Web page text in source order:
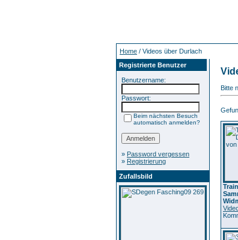
Home / Videos über Durlach
Registrierte Benutzer
Benutzername:
Passwort:
Beim nächsten Besuch
automatisch anmelden?
» Password vergessen
» Registrierung
Zufallsbild
Bitte